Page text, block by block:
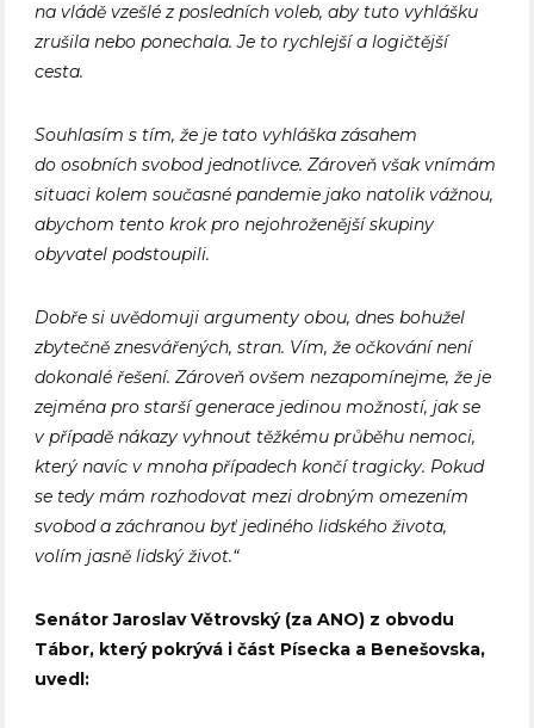
na vládě vzešlé z posledních voleb, aby tuto vyhlášku
zrušila nebo ponechala. Je to rychlejší a logičtější
cesta.
Souhlasím s tím, že je tato vyhláška zásahem
do osobních svobod jednotlivce. Zároveň však vnímám
situaci kolem současné pandemie jako natolik vážnou,
abychom tento krok pro nejohroženější skupiny
obyvatel podstoupili.
Dobře si uvědomuji argumenty obou, dnes bohužel
zbytečně znesvářených, stran. Vím, že očkování není
dokonalé řešení. Zároveň ovšem nezapomínejme, že je
zejména pro starší generace jedinou možností, jak se
v případě nákazy vyhnout těžkému průběhu nemoci,
který navíc v mnoha případech končí tragicky. Pokud
se tedy mám rozhodovat mezi drobným omezením
svobod a záchranou byť jediného lidského života,
volím jasně lidský život.“
Senátor Jaroslav Větrovský (za ANO) z obvodu
Tábor, který pokrývá i část Písecka a Benešovska,
uvedl: